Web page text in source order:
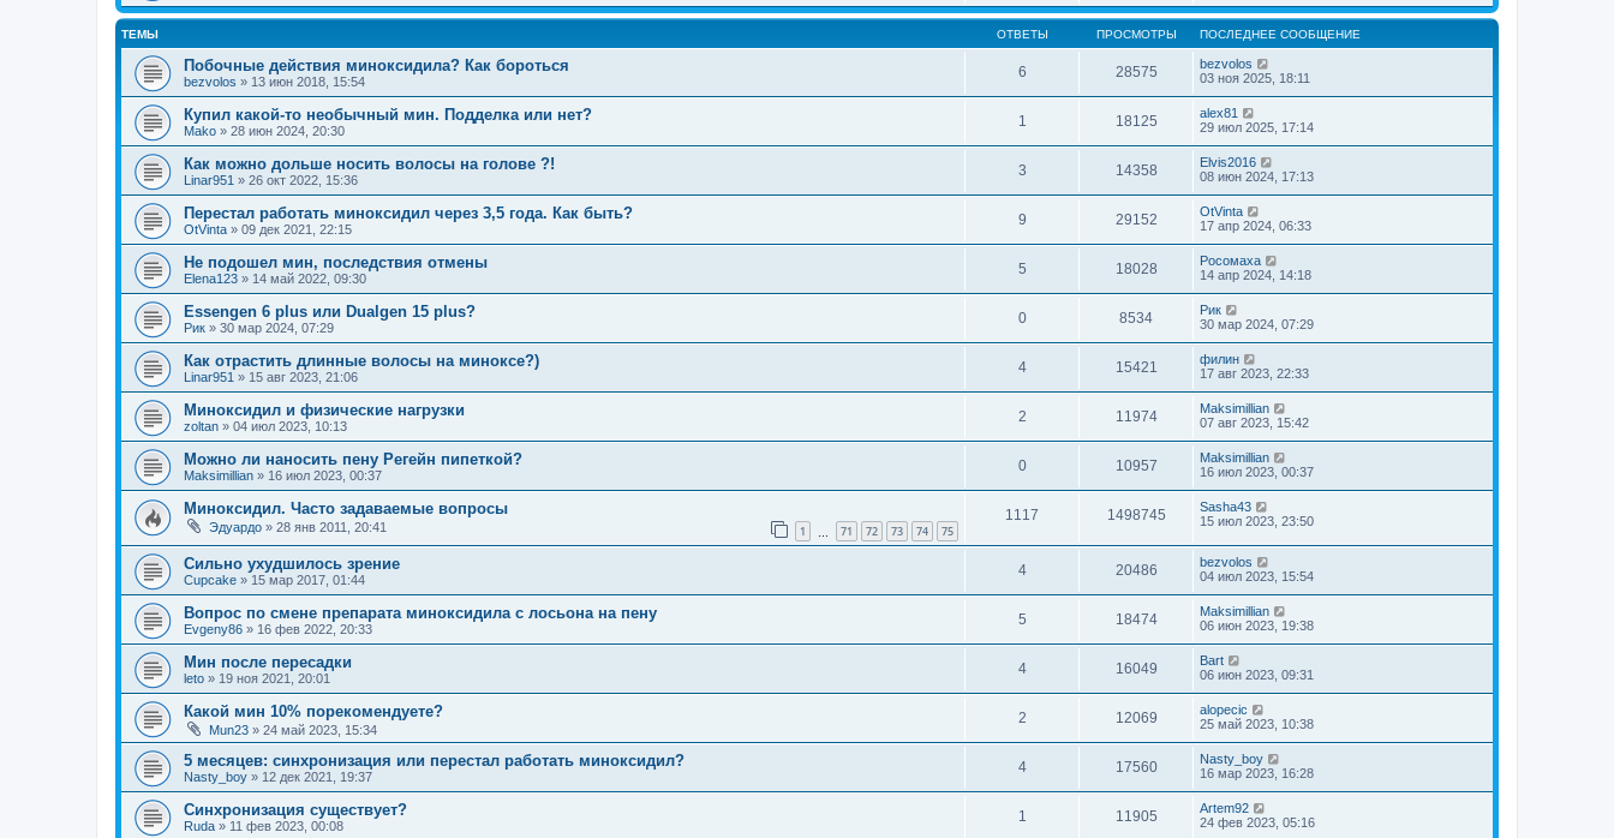
ТЕМЫ ОТВЕТЫ ПРОСМОТРЫ ПОСЛЕДНЕЕ СООБЩЕНИЕ
Побочные действия миноксидила? Как бороться
bezvolos » 13 июн 2018, 15:54
6 28575
bezvolos
03 ноя 2025, 18:11
Купил какой-то необычный мин. Подделка или нет?
Mako » 28 июн 2024, 20:30
1 18125
alex81
29 июл 2025, 17:14
Как можно дольше носить волосы на голове ?!
Linar951 » 26 окт 2022, 15:36
3 14358
Elvis2016
08 июн 2024, 17:13
Перестал работать миноксидил через 3,5 года. Как быть?
OtVinta » 09 дек 2021, 22:15
9 29152
OtVinta
17 апр 2024, 06:33
Не подошел мин, последствия отмены
Elena123 » 14 май 2022, 09:30
5 18028
Росомаха
14 апр 2024, 14:18
Essengen 6 plus или Dualgen 15 plus?
Рик » 30 мар 2024, 07:29
0 8534
Рик
30 мар 2024, 07:29
Как отрастить длинные волосы на миноксе?)
Linar951 » 15 авг 2023, 21:06
4 15421
филин
17 авг 2023, 22:33
Миноксидил и физические нагрузки
zoltan » 04 июл 2023, 10:13
2 11974
Maksimillian
07 авг 2023, 15:42
Можно ли наносить пену Регейн пипеткой?
Maksimillian » 16 июл 2023, 00:37
0 10957
Maksimillian
16 июл 2023, 00:37
Миноксидил. Часто задаваемые вопросы
Эдуардо » 28 янв 2011, 20:41 1 71 72 73 74 75
1117 1498745
Sasha43
15 июл 2023, 23:50
Сильно ухудшилось зрение
Cupcake » 15 мар 2017, 01:44
4 20486
bezvolos
04 июл 2023, 15:54
Вопрос по смене препарата миноксидила с лосьона на пену
Evgeny86 » 16 фев 2022, 20:33
5 18474
Maksimillian
06 июн 2023, 19:38
Мин после пересадки
leto » 19 ноя 2021, 20:01
4 16049
Bart
06 июн 2023, 09:31
Какой мин 10% порекомендуете?
Mun23 » 24 май 2023, 15:34
2 12069
alopecic
25 май 2023, 10:38
5 месяцев: синхронизация или перестал работать миноксидил?
Nasty_boy » 12 дек 2021, 19:37
4 17560
Nasty_boy
16 мар 2023, 16:28
Синхронизация существует?
Ruda » 11 фев 2023, 00:08
1 11905
Artem92
24 фев 2023, 05:16